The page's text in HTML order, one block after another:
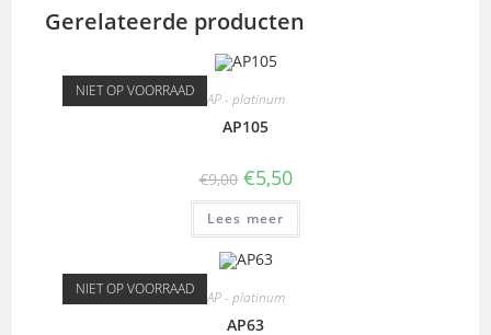
Gerelateerde producten
NIET OP VOORRAAD AP - platinum
AP105
€9,00 €5,50
Lees meer
NIET OP VOORRAAD AP - platinum
AP63